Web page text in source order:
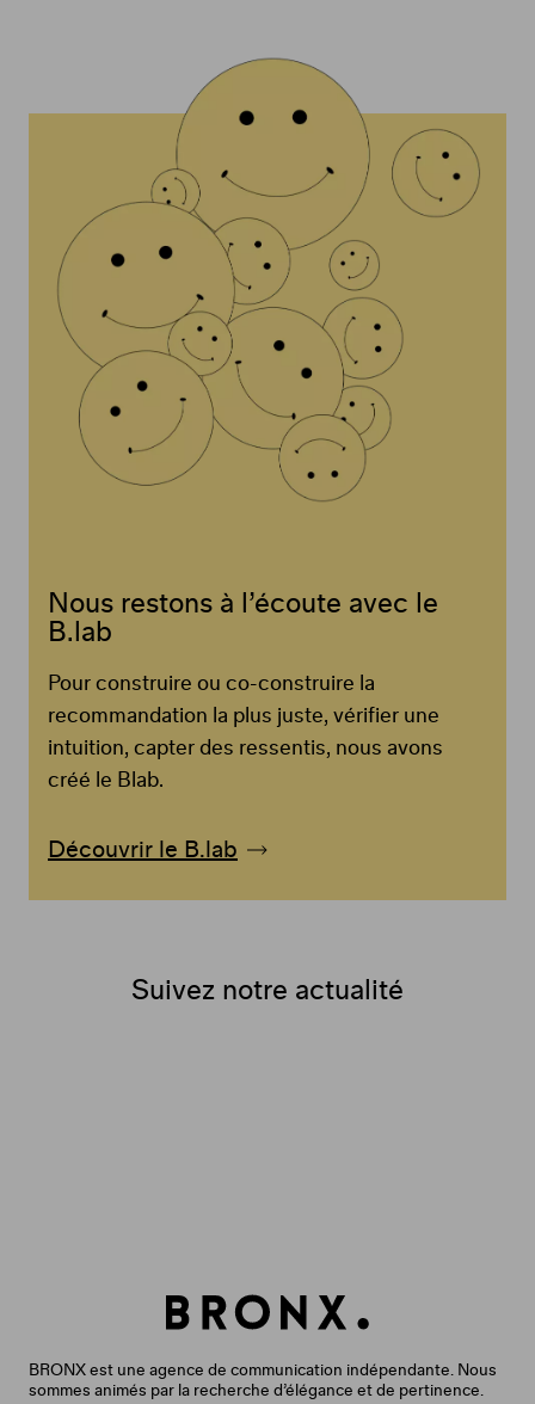
Nous restons à l’écoute avec le
B.lab
Pour construire ou co-construire la
recommandation la plus juste, vérifier une
intuition, capter des ressentis, nous avons
créé le Blab.
Découvrir le B.lab
BRONX est une agence de communication indépendante. Nous
sommes animés par la recherche d’élégance et de pertinence.
Suivez notre actualité